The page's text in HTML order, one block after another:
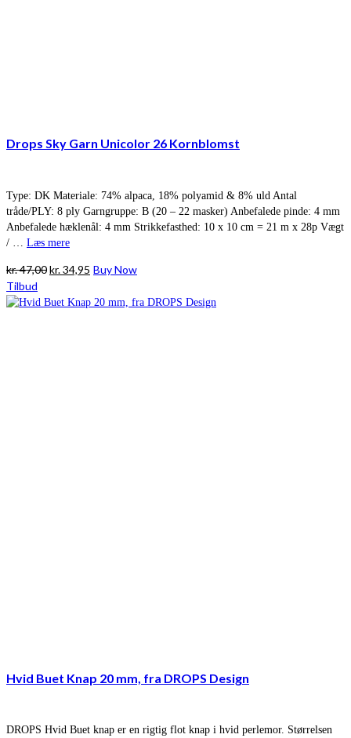
Drops Sky Garn Unicolor 26 Kornblomst
Type: DK Materiale: 74% alpaca, 18% polyamid & 8% uld Antal
tråde/PLY: 8 ply Garngruppe: B (20 – 22 masker) Anbefalede pinde: 4 mm
Anbefalede hæklenål: 4 mm Strikkefasthed: 10 x 10 cm = 21 m x 28p Vægt
/ … Læs mere
kr.47,00Den
pris
kr.34,95 Den
pris
Buy Now
Tilbud
Hvid Buet Knap 20 mm, fra DROPS Design
DROPS Hvid Buet knap er en rigtig flot knap i hvid perlemor. Størrelsen